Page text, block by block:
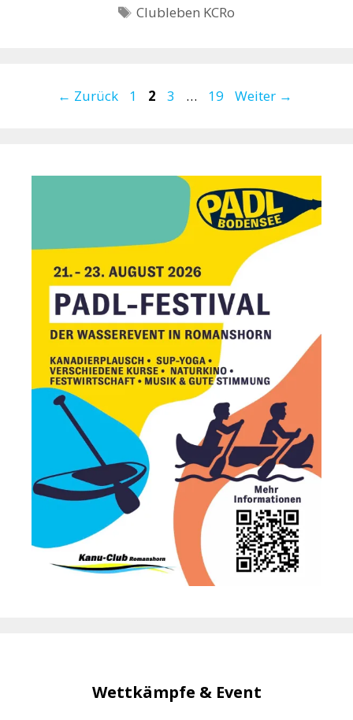
Schlagwörter
Clubleben KCRo
← Zurück Seite
1 Seite
2 Seite
3 … Seite
19 Weiter →
Wettkämpfe & Event